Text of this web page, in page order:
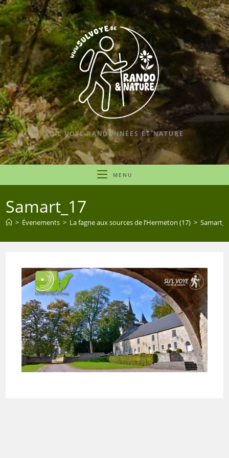
Skip
to
content
SU'L VOYE RANDONNÉES ET NATURE
MENU
Samart_17
> Évenements > La fagne aux sources de l’Hermeton (17) >